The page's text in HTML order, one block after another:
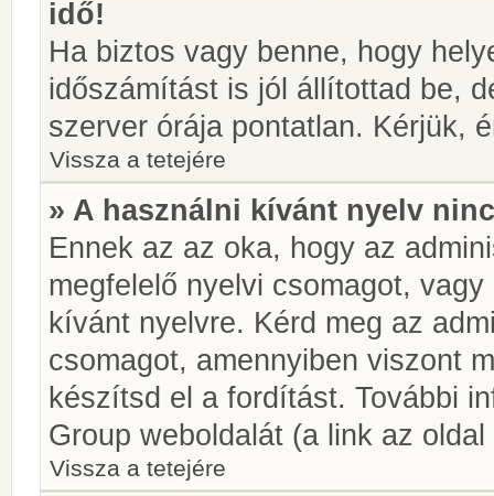
idő!
Ha biztos vagy benne, hogy
időszámítást is jól állítottad be,
szerver órája pontatlan. Kérjük,
Vissza a tetejére
» A használni kívánt nyelv
Ennek az az oka, hogy az
megfelelő nyelvi csomagot,
kívánt nyelvre. Kérd meg az
csomagot, amennyiben viszont
készítsd el a fordítást. További
Group weboldalát (a link az
Vissza a tetejére